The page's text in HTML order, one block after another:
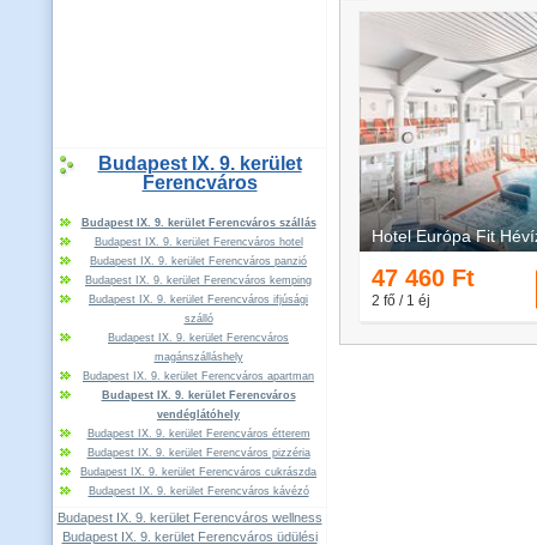
Budapest IX. 9. kerület
Ferencváros
Budapest IX. 9. kerület Ferencváros szállás
Budapest IX. 9. kerület Ferencváros hotel
Budapest IX. 9. kerület Ferencváros panzió
Budapest IX. 9. kerület Ferencváros kemping
Budapest IX. 9. kerület Ferencváros ifjúsági
szálló
Budapest IX. 9. kerület Ferencváros
magánszálláshely
Budapest IX. 9. kerület Ferencváros apartman
Budapest IX. 9. kerület Ferencváros
vendéglátóhely
Budapest IX. 9. kerület Ferencváros étterem
Budapest IX. 9. kerület Ferencváros pizzéria
Budapest IX. 9. kerület Ferencváros cukrászda
Budapest IX. 9. kerület Ferencváros kávézó
Budapest IX. 9. kerület Ferencváros wellness
Budapest IX. 9. kerület Ferencváros üdülési